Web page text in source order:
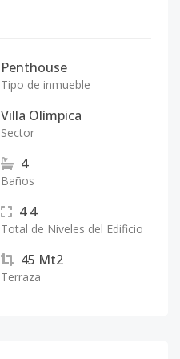
Penthouse
Tipo de inmueble
Villa Olímpica
Sector
4
Baños
4 4
Total de Niveles del Edificio
45 Mt2
Terraza